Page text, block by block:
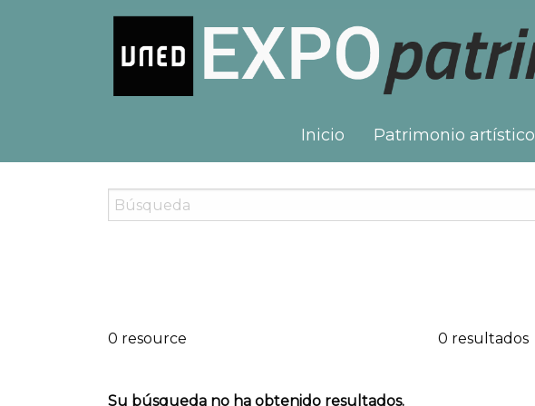
Inicio Patrimonio artístico
0 resource 0 resultados
Su búsqueda no ha obtenido resultados.